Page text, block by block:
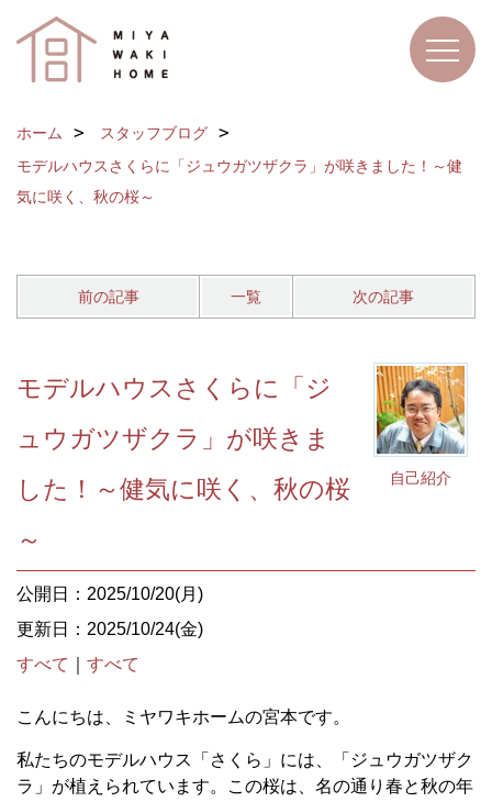
ホーム
スタッフブログ
モデルハウスさくらに「ジュウガツザクラ」が咲きました！～健
気に咲く、秋の桜～
前の記事 一覧 次の記事
自己紹介
モデルハウスさくらに「ジ
ュウガツザクラ」が咲きま
した！～健気に咲く、秋の桜
～
公開日：2025/10/20(月)
更新日：2025/10/24(金)
すべて
すべて
こんにちは、ミヤワキホームの宮本です。
私たちのモデルハウス「さくら」には、「ジュウガツザク
ラ」が植えられています。この桜は、名の通り春と秋の年